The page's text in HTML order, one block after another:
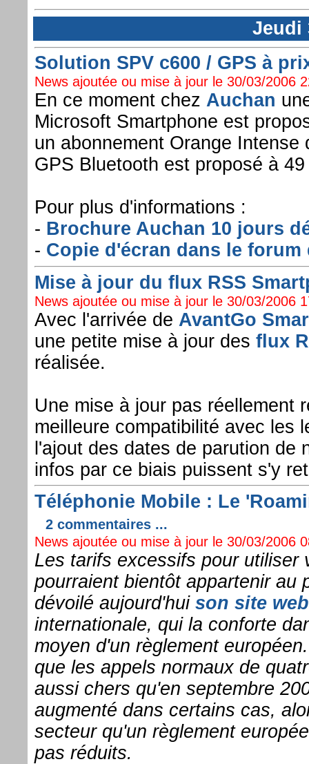
Jeudi
Solution SPV c600 / GPS à
News ajoutée ou mise à jour le 30/03/2006
En ce moment chez Auchan
Microsoft Smartphone est
un abonnement Orange
GPS Bluetooth est proposé à
Pour plus d'informations :
- Brochure Auchan 10 jours
- Copie d'écran dans le forum
Mise à jour du flux RSS
News ajoutée ou mise à jour le 30/03/2006
Avec l'arrivée de AvantGo
une petite mise à jour des flux
réalisée.
Une mise à jour pas réellement
meilleure compatibilité avec les
l'ajout des dates de parution
infos par ce biais puissent s'y
Téléphonie Mobile : Le
2 commentaires ...
News ajoutée ou mise à jour le 30/03/2006
Les tarifs excessifs pour utiliser
pourraient bientôt appartenir au
dévoilé aujourd'hui son site web
internationale, qui la conforte
moyen d'un règlement
que les appels normaux de
aussi chers qu'en septembre
augmenté dans certains cas,
secteur qu'un règlement
pas réduits.